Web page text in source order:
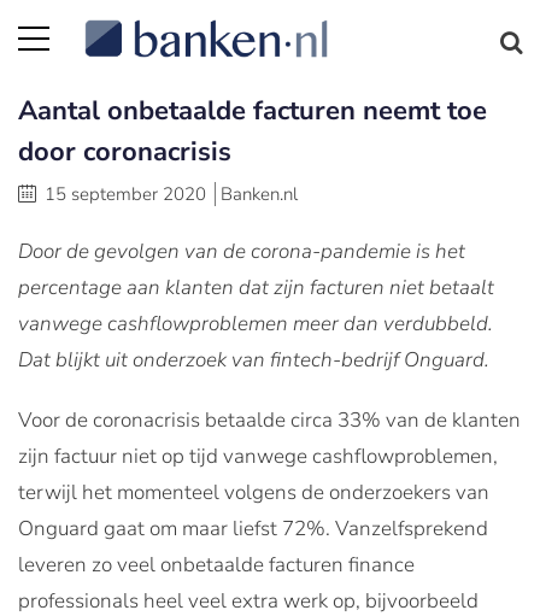
Aantal onbetaalde facturen neemt toe
door coronacrisis
15 september 2020 Banken.nl
Door de gevolgen van de corona-pandemie is het
percentage aan klanten dat zijn facturen niet betaalt
vanwege cashflowproblemen meer dan verdubbeld.
Dat blijkt uit onderzoek van fintech-bedrijf Onguard.
Voor de coronacrisis betaalde circa 33% van de klanten
zijn factuur niet op tijd vanwege cashflowproblemen,
terwijl het momenteel volgens de onderzoekers van
Onguard gaat om maar liefst 72%. Vanzelfsprekend
leveren zo veel onbetaalde facturen finance
professionals heel veel extra werk op, bijvoorbeeld